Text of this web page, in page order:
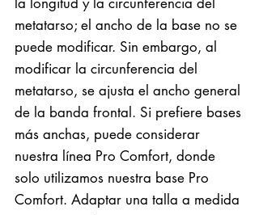
metatarso; el ancho de la base no se
puede modificar. Sin embargo, al
modificar la circunferencia del
metatarso, se ajusta el ancho general
de la banda frontal. Si prefiere bases
más anchas, puede considerar
nuestra línea Pro Comfort, donde
solo utilizamos nuestra base Pro
Comfort. Adaptar una talla a medida